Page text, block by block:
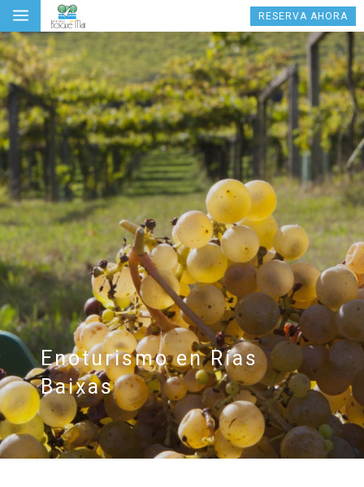
a RESERVA AHORA
Enoturismo en Rías
Baixas